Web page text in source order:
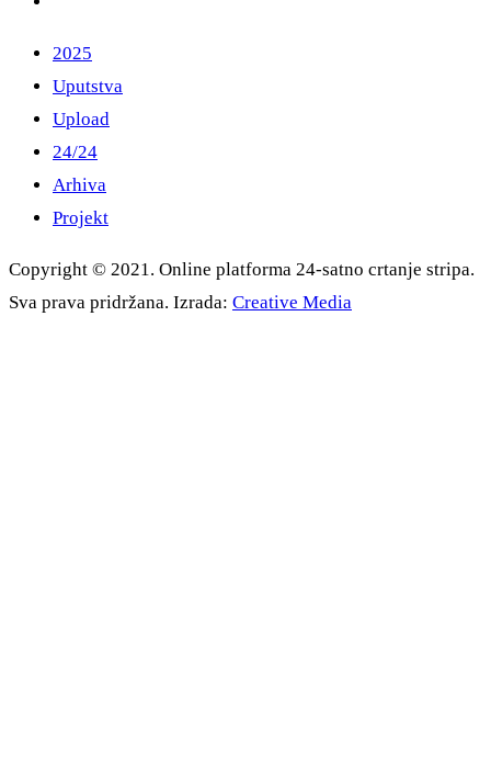
2025
Uputstva
Upload
24/24
Arhiva
Projekt
Copyright © 2021. Online platforma 24-satno crtanje stripa.
Sva prava pridržana. Izrada: Creative Media